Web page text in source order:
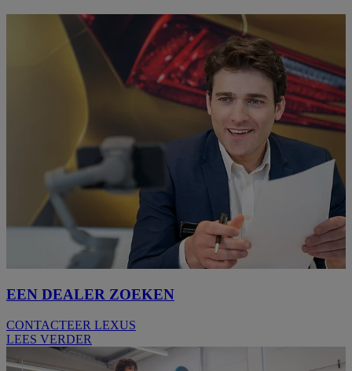
EEN DEALER ZOEKEN
CONTACTEER LEXUS
LEES VERDER